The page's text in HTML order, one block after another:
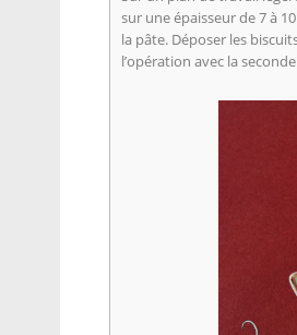
sur une épaisseur de 7 à
la pâte. Déposer les
l’opération avec la